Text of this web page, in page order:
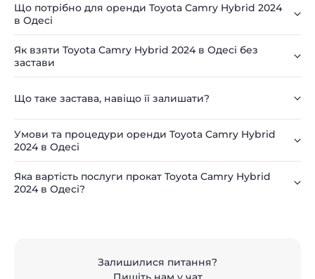
Що потрібно для оренди Toyota Camry Hybrid 2024
в Одесі
Як взяти Toyota Camry Hybrid 2024 в Одесі без
застави
Що таке застава, навіщо її залишати?
Умови та процедури оренди Toyota Camry Hybrid
2024 в Одесі
Яка вартість послуги прокат Toyota Camry Hybrid
2024 в Одесі?
Залишилися питання?